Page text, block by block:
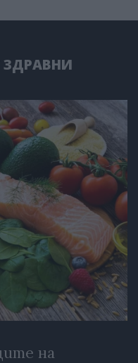
ЗДРАВНИ
на